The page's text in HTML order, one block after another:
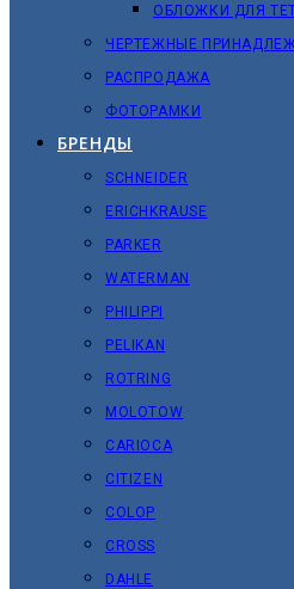
ОБЛОЖКИ ДЛЯ
ЧЕРТЕЖНЫЕ
РАСПРОДАЖА
ФОТОРАМКИ
БРЕНДЫ
SCHNEIDER
ERICHKRAUSE
PARKER
WATERMAN
PHILIPPI
PELIKAN
ROTRING
MOLOTOW
CARIOCA
CITIZEN
COLOP
CROSS
DAHLE